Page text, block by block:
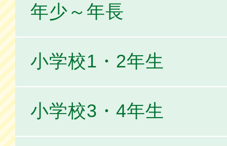
年少～年長
小学校1・2年生
小学校3・4年生